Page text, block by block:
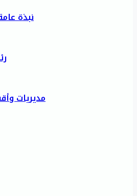
نبذة
مديريات